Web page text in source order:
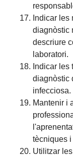
Indicar les
diagnòstic
descriure
laboratori.
Indicar
diagnòstic
infecciosa.
Mantenir i
tècniques
Utilitzar